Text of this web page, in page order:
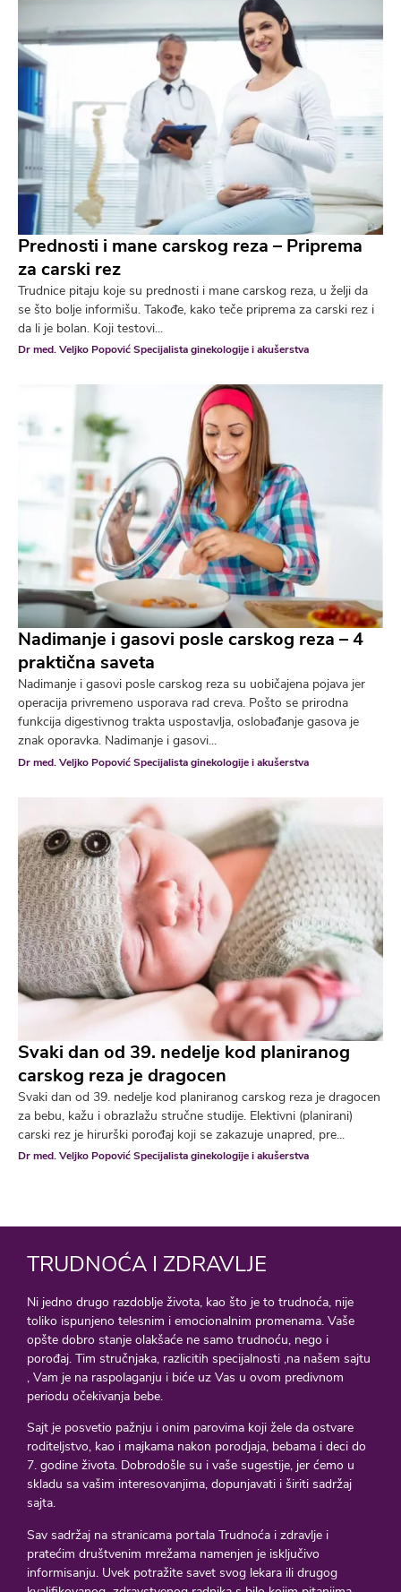
Prednosti i mane carskog reza – Priprema
za carski rez
Trudnice pitaju koje su prednosti i mane carskog reza, u želji da
se što bolje informišu. Takođe, kako teče priprema za carski rez i
da li je bolan. Koji testovi...
Dr med. Veljko Popović Specijalista ginekologije i akušerstva
Nadimanje i gasovi posle carskog reza – 4
praktična saveta
Nadimanje i gasovi posle carskog reza su uobičajena pojava jer
operacija privremeno usporava rad creva. Pošto se prirodna
funkcija digestivnog trakta uspostavlja, oslobađanje gasova je
znak oporavka. Nadimanje i gasovi...
Dr med. Veljko Popović Specijalista ginekologije i akušerstva
Svaki dan od 39. nedelje kod planiranog
carskog reza je dragocen
Svaki dan od 39. nedelje kod planiranog carskog reza je dragocen
za bebu, kažu i obrazlažu stručne studije. Elektivni (planirani)
carski rez je hirurški porođaj koji se zakazuje unapred, pre...
Dr med. Veljko Popović Specijalista ginekologije i akušerstva
TRUDNOĆA I ZDRAVLJE
Ni jedno drugo razdoblje života, kao što je to trudnoća, nije
toliko ispunjeno telesnim i emocionalnim promenama. Vaše
opšte dobro stanje olakšaće ne samo trudnoću, nego i
porođaj. Tim stručnjaka, razlicitih specijalnosti ,na našem sajtu
, Vam je na raspolaganju i biće uz Vas u ovom predivnom
periodu očekivanja bebe.
Sajt je posvetio pažnju i onim parovima koji žele da ostvare
roditeljstvo, kao i majkama nakon porodjaja, bebama i deci do
7. godine života. Dobrodošle su i vaše sugestije, jer ćemo u
skladu sa vašim interesovanjima, dopunjavati i širiti sadržaj
sajta.
Sav sadržaj na stranicama portala Trudnoća i zdravlje i
pratećim društvenim mrežama namenjen je isključivo
informisanju. Uvek potražite savet svog lekara ili drugog